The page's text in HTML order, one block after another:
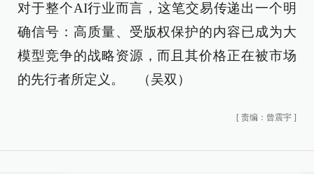
对于整个AI行业而言，这笔交易传递出一个明
确信号：高质量、受版权保护的内容已成为大
模型竞争的战略资源，而且其价格正在被市场
的先行者所定义。 （吴双）
[ 责编：曾震宇 ]